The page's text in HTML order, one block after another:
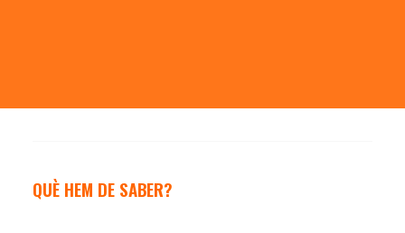
QUÈ HEM DE SABER?